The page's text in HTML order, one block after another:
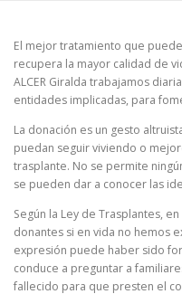
TIENDA CONTACTO
El mejor tratamiento que
recupera la mayor calidad de
ALCER Giralda trabajamos
entidades implicadas, para
La donación es un gesto
puedan seguir viviendo o
trasplante. No se permite
se pueden dar a conocer las
Según la Ley de Trasplantes,
donantes si en vida no hemos
expresión puede haber sido
conduce a preguntar a
fallecido para que presten el